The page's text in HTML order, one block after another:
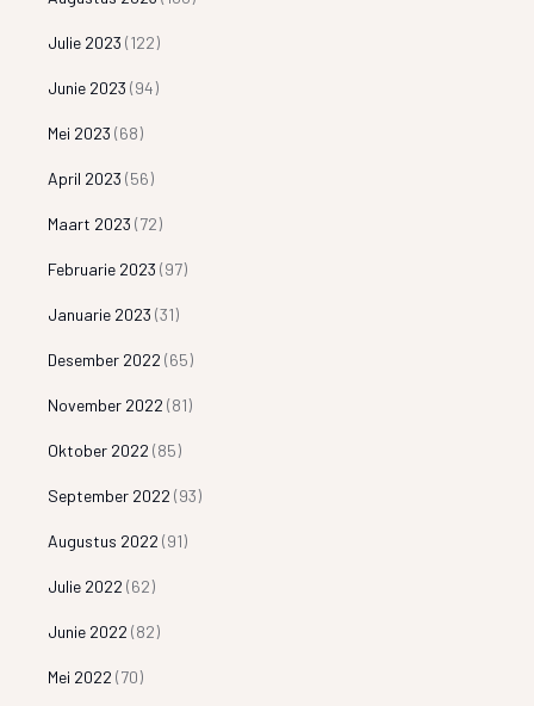
Julie 2023 (122)
Junie 2023 (94)
Mei 2023 (68)
April 2023 (56)
Maart 2023 (72)
Februarie 2023 (97)
Januarie 2023 (31)
Desember 2022 (65)
November 2022 (81)
Oktober 2022 (85)
September 2022 (93)
Augustus 2022 (91)
Julie 2022 (62)
Junie 2022 (82)
Mei 2022 (70)